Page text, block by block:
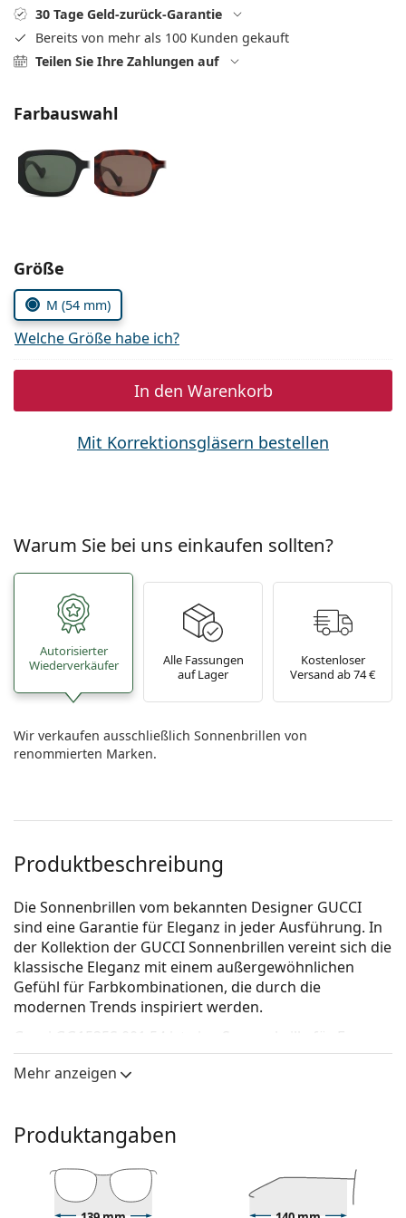
Persol
Prada
30 Tage Geld-zurück-Garantie
Bereits von mehr als 100 Kunden gekauft
Teilen Sie Ihre Zahlungen auf
Farbauswahl
Parameter wählen
Größe
M (54 mm)
Welche Größe habe ich?
In den Warenkorb
Mit Korrektionsgläsern bestellen
Warum Sie bei uns einkaufen sollten?
Autorisierter
Wiederverkäufer
Alle Fassungen
auf Lager
Kostenloser
Versand ab 74 €
Wir verkaufen ausschließlich Sonnenbrillen von
renommierten Marken.
Produktbeschreibung
Die Sonnenbrillen vom bekannten Designer GUCCI
sind eine Garantie für Eleganz in jeder Ausführung. In
der Kollektion der GUCCI Sonnenbrillen vereint sich die
klassische Eleganz mit einem außergewöhnlichen
Gefühl für Farbkombinationen, die durch die
modernen Trends inspiriert werden.
Gucci GG1535S 001 54 ist eine Sonnenbrille für Frauen.
Mit der virtuellen Anprobefunktion von Lentiamo
können Sie herausfinden, wie Sie mit dieser
Brillenfassung
Die schwarze Farbe des Rahmens passt perfekt zu
einem kühlen Hautton und hellblondem,
hellbraunem oder schwarzem Haar.
Mehr anzeigen
Produktangaben